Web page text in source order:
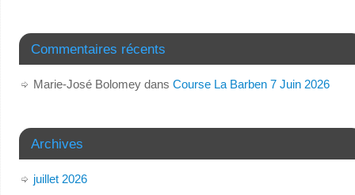
Commentaires récents
Marie-José Bolomeydans Course La Barben 7 Juin 2026
Archives
juillet 2026